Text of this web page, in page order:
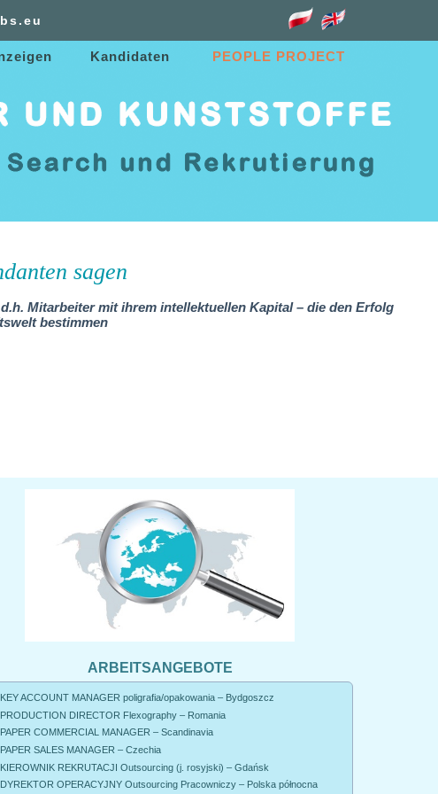
Kandidaten PEOPLE PROJECT
sagen
Mitarbeiter mit ihrem intellektuellen Kapital – die den Erfolg
bestimmen
ARBEITSANGEBOTE
KEY ACCOUNT MANAGER poligrafia/opakowania – Bydgoszcz
PRODUCTION DIRECTOR Flexography – Romania
PAPER COMMERCIAL MANAGER – Scandinavia
PAPER SALES MANAGER – Czechia
KIEROWNIK REKRUTACJI Outsourcing (j. rosyjski) – Gdańsk
DYREKTOR OPERACYJNY Outsourcing Pracowniczy – Polska północna